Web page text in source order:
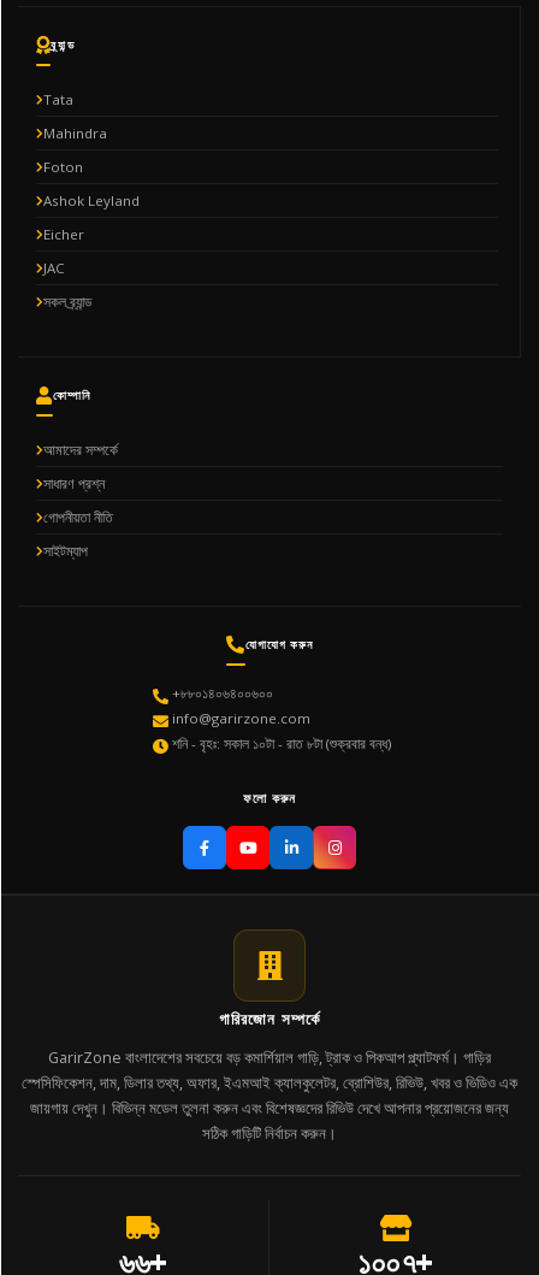
ব্র্যান্ড
Tata
Mahindra
Foton
Ashok Leyland
Eicher
JAC
সকল ব্র্যান্ড
কোম্পানি
আমাদের সম্পর্কে
সাধারণ প্রশ্ন
গোপনীয়তা নীতি
সাইটম্যাপ
যোগাযোগ করুন
+৮৮০১৪০৬৪০০৬০০
info@garirzone.com
শনি - বৃহঃ: সকাল ১০টা - রাত ৮টা (শুক্রবার বন্ধ)
ফলো করুন
গারিরজোন সম্পর্কে
GarirZone বাংলাদেশের সবচেয়ে বড় কমার্শিয়াল গাড়ি, ট্রাক ও পিকআপ প্ল্যাটফর্ম। গাড়ির
স্পেসিফিকেশন, দাম, ডিলার তথ্য, অফার, ইএমআই ক্যালকুলেটর, ব্রোশিউর, রিভিউ, খবর ও ভিডিও এক
জায়গায় দেখুন। বিভিন্ন মডেল তুলনা করুন এবং বিশেষজ্ঞদের রিভিউ দেখে আপনার প্রয়োজনের জন্য
সঠিক গাড়িটি নির্বাচন করুন।
৬৬+ ১০০৭+